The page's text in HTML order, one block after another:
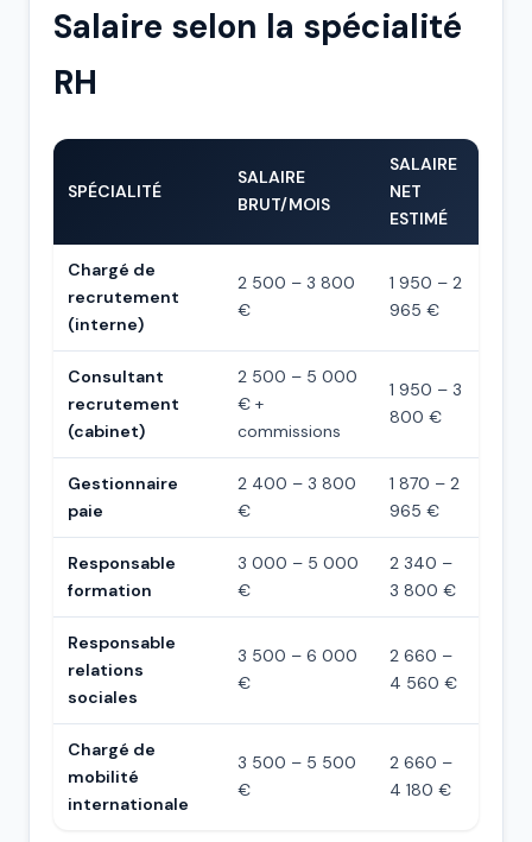
Salaire selon la spécialité
RH
SPÉCIALITÉ
SALAIRE
BRUT/MOIS
SALAIRE
NET
ESTIMÉ
Chargé de
recrutement
(interne)
2 500 – 3 800
€
1 950 – 2
965 €
Consultant
recrutement
(cabinet)
2 500 – 5 000
€ +
commissions
1 950 – 3
800 €
Gestionnaire
paie
2 400 – 3 800
€
1 870 – 2
965 €
Responsable
formation
3 000 – 5 000
€
2 340 –
3 800 €
Responsable
relations
sociales
3 500 – 6 000
€
2 660 –
4 560 €
Chargé de
mobilité
internationale
3 500 – 5 500
€
2 660 –
4 180 €